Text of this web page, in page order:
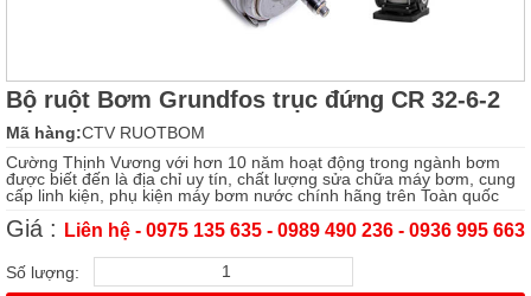
Bộ ruột Bơm Grundfos trục đứng CR 32-6-2
Mã hàng:CTV RUOTBOM
Cường Thịnh Vương với hơn 10 năm hoạt động trong ngành bơm
được biết đến là địa chỉ uy tín, chất lượng sửa chữa máy bơm, cung
cấp linh kiện, phụ kiện máy bơm nước chính hãng trên Toàn quốc
Giá : Liên hệ - 0975 135 635 - 0989 490 236 - 0936 995 663
Số lượng: